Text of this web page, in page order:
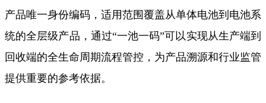
产品唯一身份编码，适用范围覆盖从单体电池到电池系
统的全层级产品，通过“一池一码”可以实现从生产端到
回收端的全生命周期流程管控，为产品溯源和行业监管
提供重要的参考依据。